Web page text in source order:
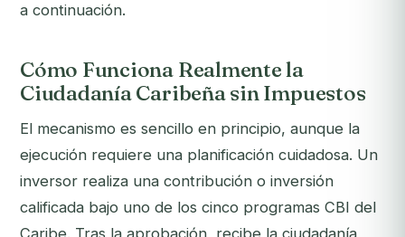
a continuación.
Cómo Funciona Realmente la
Ciudadanía Caribeña sin Impuestos
El mecanismo es sencillo en principio, aunque la
ejecución requiere una planificación cuidadosa. Un
inversor realiza una contribución o inversión
calificada bajo uno de los cinco programas CBI del
Caribe. Tras la aprobación, recibe la ciudadanía